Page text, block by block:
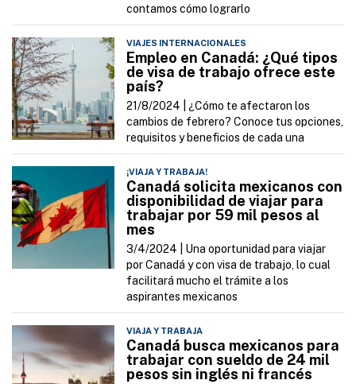
contamos cómo lograrlo
VIAJES INTERNACIONALES
Empleo en Canadá: ¿Qué tipos
de visa de trabajo ofrece este
país?
21/8/2024 | ¿Cómo te afectaron los
cambios de febrero? Conoce tus opciones,
requisitos y beneficios de cada una
¡VIAJA Y TRABAJA!
Canadá solicita mexicanos con
disponibilidad de viajar para
trabajar por 59 mil pesos al
mes
3/4/2024 | Una oportunidad para viajar
por Canadá y con visa de trabajo, lo cual
facilitará mucho el trámite a los
aspirantes mexicanos
VIAJA Y TRABAJA
Canadá busca mexicanos para
trabajar con sueldo de 24 mil
pesos sin inglés ni francés